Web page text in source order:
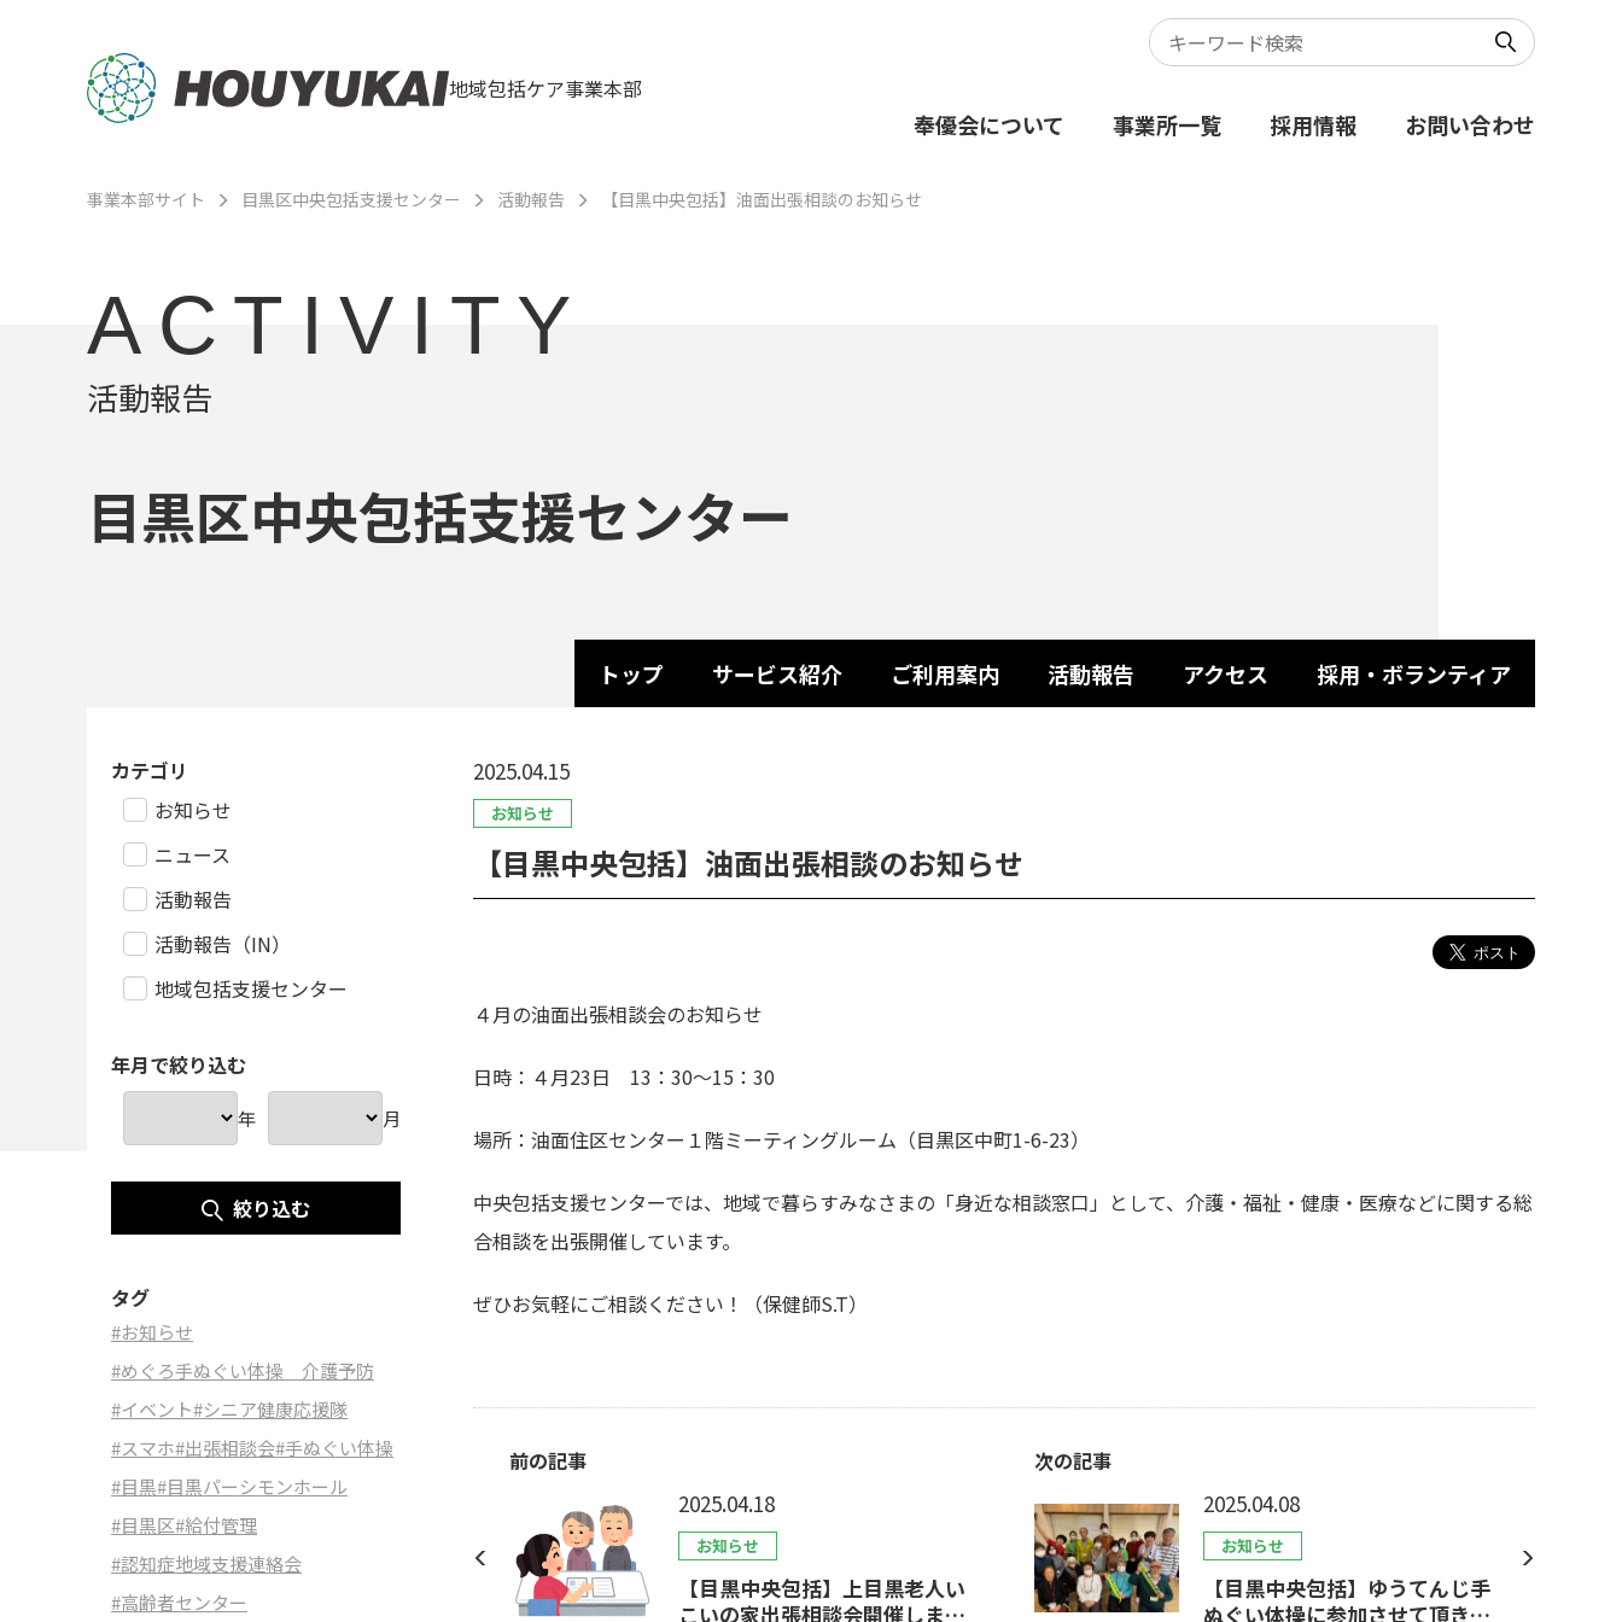
地域包括ケア事業本部
奉優会について 事業所一覧 採用情報 お問い合わせ
事業本部サイト 目黒区中央包括支援センター 活動報告 【目黒中央包括】油面出張相談のお知らせ
ACTIVITY
活動報告
目黒区中央包括支援センター
トップ サービス紹介 ご利用案内 活動報告 アクセス 採用・ボランティア
2025.04.15
お知らせ
【目黒中央包括】油面出張相談のお知らせ
４月の油面出張相談会のお知らせ
日時：４月23日 13：30～15：30
場所：油面住区センター１階ミーティングルーム（目黒区中町1-6-23）
中央包括支援センターでは、地域で暮らすみなさまの「身近な相談窓口」として、介護・福祉・健康・医療などに関する総
合相談を出張開催しています。
ぜひお気軽にご相談ください！（保健師S.T）
前の記事
2025.04.18
お知らせ
【目黒中央包括】上目黒老人い
こいの家出張相談会開催しまし
次の記事
2025.04.08
お知らせ
【目黒中央包括】ゆうてんじ手
ぬぐい体操に参加させて頂きま
カテゴリ
お知らせ
ニュース
活動報告
活動報告（IN）
地域包括支援センター
年月で絞り込む
年 月
絞り込む
タグ
#お知らせ
#めぐろ手ぬぐい体操 介護予防
#イベント#シニア健康応援隊
#スマホ#出張相談会#手ぬぐい体操
#目黒#目黒パーシモンホール
#目黒区#給付管理
#認知症地域支援連絡会
#高齢者センター